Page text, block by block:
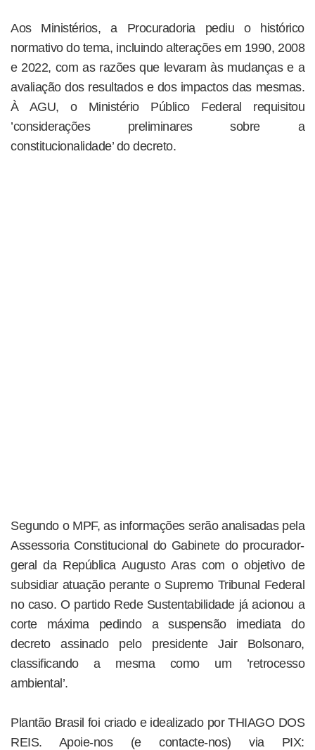
Aos Ministérios, a Procuradoria pediu o histórico
normativo do tema, incluindo alterações em 1990, 2008
e 2022, com as razões que levaram às mudanças e a
avaliação dos resultados e dos impactos das mesmas.
À AGU, o Ministério Público Federal requisitou
’considerações preliminares sobre a
constitucionalidade’ do decreto.
Segundo o MPF, as informações serão analisadas pela
Assessoria Constitucional do Gabinete do procurador-
geral da República Augusto Aras com o objetivo de
subsidiar atuação perante o Supremo Tribunal Federal
no caso. O partido Rede Sustentabilidade já acionou a
corte máxima pedindo a suspensão imediata do
decreto assinado pelo presidente Jair Bolsonaro,
classificando a mesma como um ’retrocesso
ambiental’.
Plantão Brasil foi criado e idealizado por THIAGO DOS
REIS. Apoie-nos (e contacte-nos) via PIX: